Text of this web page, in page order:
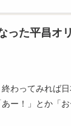
った平昌オ
わってみれば
ー！」とか「